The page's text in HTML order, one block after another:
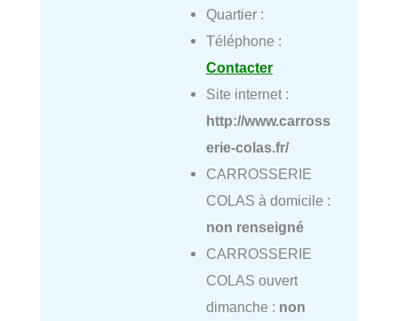
Quartier :
Téléphone :
Contacter
Site internet :
http://www.carross
erie-colas.fr/
CARROSSERIE
COLAS à domicile :
non renseigné
CARROSSERIE
COLAS ouvert
dimanche : non